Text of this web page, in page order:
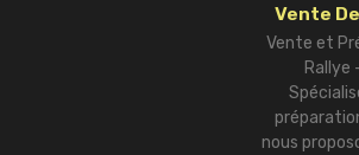
Vente
Vente et
Rallye
nous